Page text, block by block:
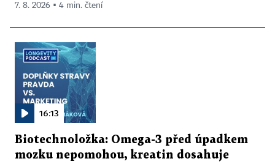
7. 8. 2026 ▪ 4 min. čtení
16:13
Biotechnoložka: Omega-3 před úpadkem
mozku nepomohou, kreatin dosahuje